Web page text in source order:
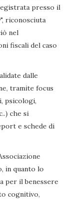
presso il
riconosciuta
nel
fiscali del caso
dalle
tramite focus
psicologi,
che si
e schede di
in quanto lo
per il benessere
cognitivo,